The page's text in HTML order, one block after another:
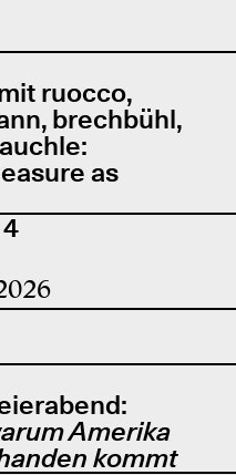
ruocco,
brechbühl,
as
Amerika
kommt